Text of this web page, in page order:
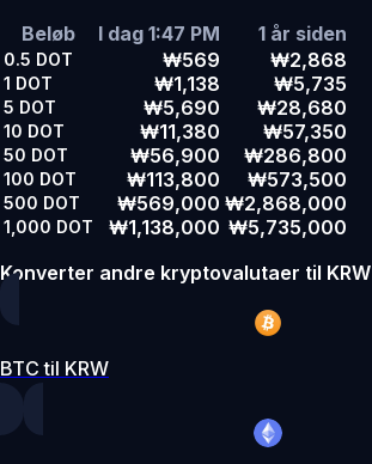
Beløb
I dag 1:47 PM 1 år siden
0.5 DOT ₩569 ₩2,868
1 DOT ₩1,138 ₩5,735
5 DOT ₩5,690 ₩28,680
10 DOT ₩11,380 ₩57,350
50 DOT ₩56,900 ₩286,800
100 DOT ₩113,800 ₩573,500
500 DOT ₩569,000 ₩2,868,000
1,000 DOT ₩1,138,000 ₩5,735,000
Konverter andre kryptovalutaer til KRW
BTC til KRW